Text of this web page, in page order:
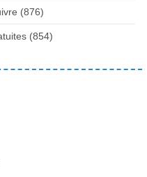
(876)
(854)